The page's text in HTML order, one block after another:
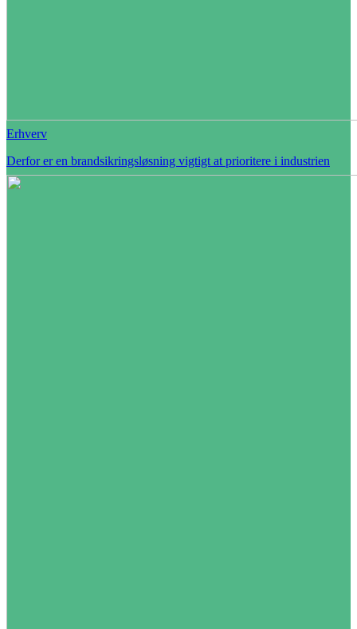
Erhverv
Derfor er en brandsikringsløsning vigtigt at prioritere i industrien